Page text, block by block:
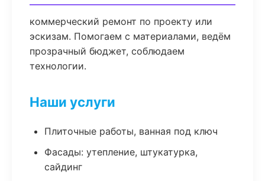
коммерческий ремонт по проекту или
эскизам. Помогаем с материалами, ведём
прозрачный бюджет, соблюдаем
технологии.
Наши услуги
Плиточные работы, ванная под ключ
Фасады: утепление, штукатурка,
сайдинг